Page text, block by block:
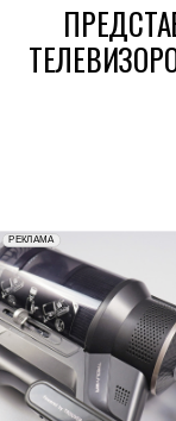
erid: 2VfnxxmNzs5
РЕКЛАМА